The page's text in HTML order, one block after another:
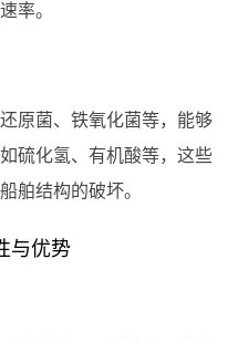
率。
原菌、铁氧化菌等，能够
硫化氢、有机酸等，这些
舶结构的破坏。
与优势